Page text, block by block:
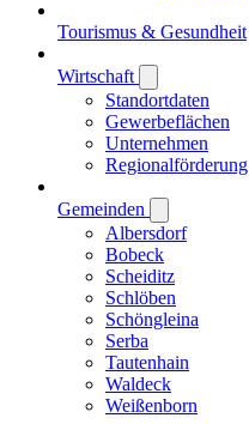
Tourismus & Gesundheit
Wirtschaft
Standortdaten
Gewerbeflächen
Unternehmen
Regionalförderung
Gemeinden
Albersdorf
Bobeck
Scheiditz
Schlöben
Schöngleina
Serba
Tautenhain
Waldeck
Weißenborn